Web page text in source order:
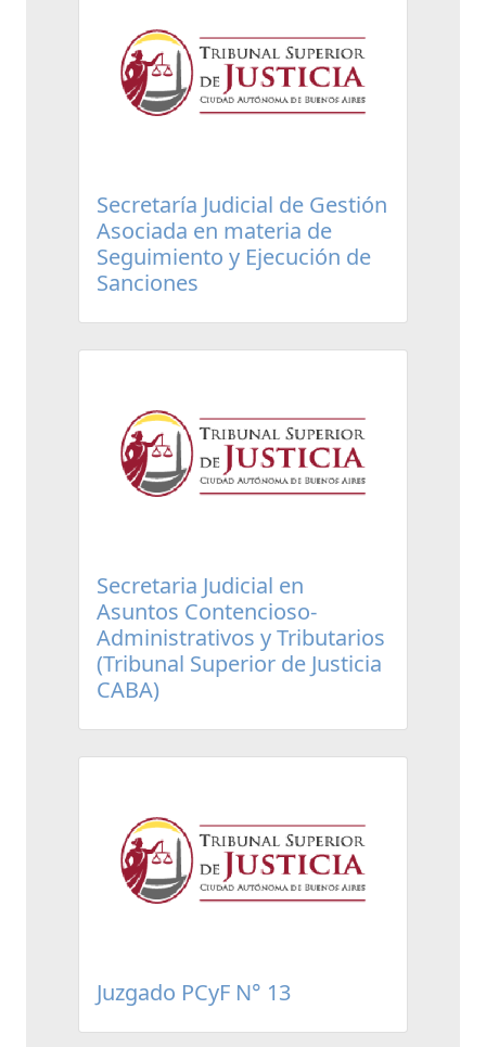
Secretaría Judicial de Gestión
Asociada en materia de
Seguimiento y Ejecución de
Sanciones
Secretaria Judicial en
Asuntos Contencioso-
Administrativos y Tributarios
(Tribunal Superior de Justicia
CABA)
Juzgado PCyF N° 13